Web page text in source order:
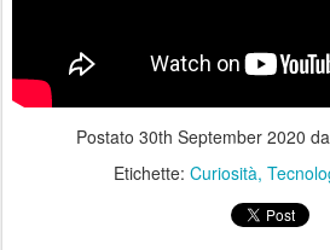
Postato 30th September 2020 da
Etichette: Curiosità